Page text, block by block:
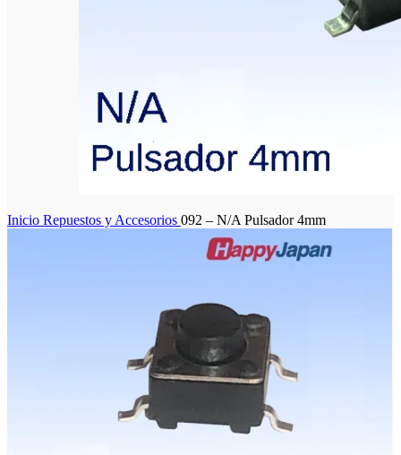
Inicio Repuestos y Accesorios 092 – N/A Pulsador 4mm